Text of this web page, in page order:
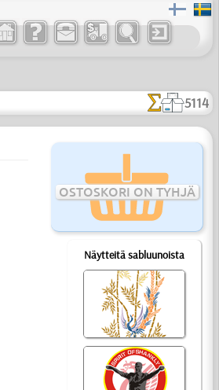
5114
OSTOSKORI ON TYHJÄ
Näytteitä sabluunoista